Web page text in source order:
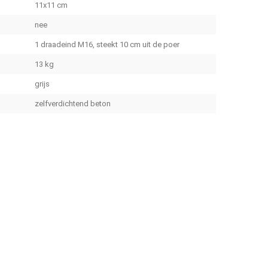
11x11 cm
nee
1 draadeind M16, steekt 10 cm uit de poer
13 kg
grijs
zelfverdichtend beton